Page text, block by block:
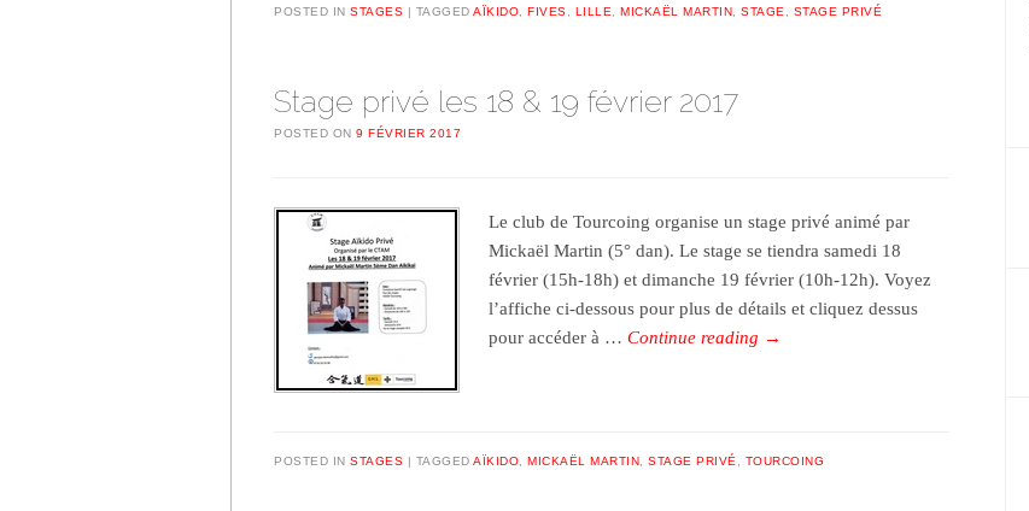
POSTED IN STAGES TAGGED AÏKIDO FIVES LILLE MICKAËL MARTIN STAGE STAGE PRIVÉ
Stage privé les 18 & 19 février 2017
POSTED ON 9 FÉVRIER 2017
Le club de Tourcoing organise un stage privé animé par
Mickaël Martin (5° dan). Le stage se tiendra samedi 18
février (15h-18h) et dimanche 19 février (10h-12h). Voyez
l’affiche ci-dessous pour plus de détails et cliquez dessus
pour accéder à …Continue reading →
POSTED IN STAGES TAGGED AÏKIDO MICKAËL MARTIN STAGE PRIVÉ TOURCOING